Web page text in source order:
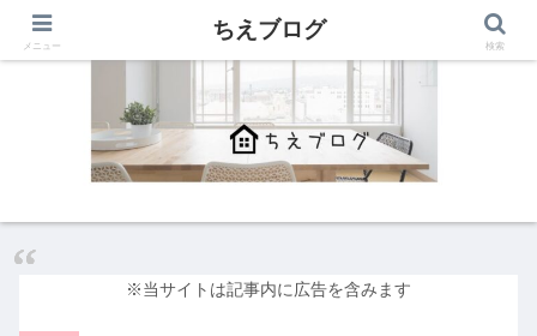
※当サイトは記事内に広告を含みます
メニュー
ちえブログ
検索